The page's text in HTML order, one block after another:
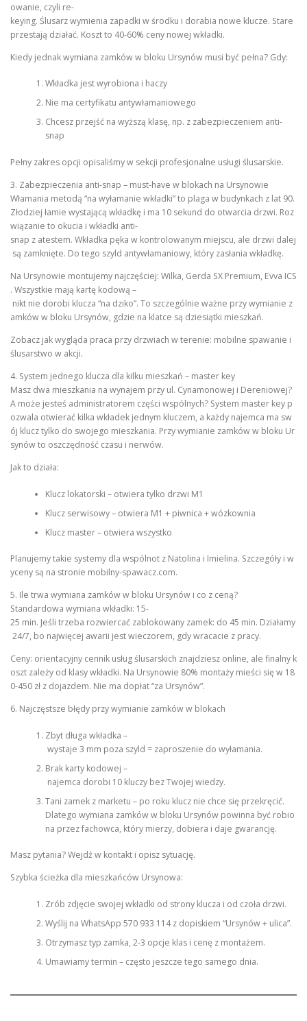
owanie, czyli re-
keying. Ślusarz wymienia zapadki w środku i dorabia nowe klucze. Stare
przestają działać. Koszt to 40-60% ceny nowej wkładki.
Kiedy jednak wymiana zamków w bloku Ursynów musi być pełna? Gdy:
Wkładka jest wyrobiona i haczy
Nie ma certyfikatu antywłamaniowego
Chcesz przejść na wyższą klasę, np. z zabezpieczeniem anti-
snap
Pełny zakres opcji opisaliśmy w sekcji profesjonalne usługi ślusarskie.
3. Zabezpieczenia anti-snap – must-have w blokach na Ursynowie
Włamania metodą “na wyłamanie wkładki” to plaga w budynkach z lat 90.
Złodziej łamie wystającą wkładkę i ma 10 sekund do otwarcia drzwi. Roz
wiązanie to okucia i wkładki anti-
snap z atestem. Wkładka pęka w kontrolowanym miejscu, ale drzwi dalej
są zamknięte. Do tego szyld antywłamaniowy, który zasłania wkładkę.
Na Ursynowie montujemy najczęściej: Wilka, Gerda SX Premium, Evva ICS
. Wszystkie mają kartę kodową –
nikt nie dorobi klucza “na dziko”. To szczególnie ważne przy wymianie z
amków w bloku Ursynów, gdzie na klatce są dziesiątki mieszkań.
Zobacz jak wygląda praca przy drzwiach w terenie: mobilne spawanie i
ślusarstwo w akcji.
4. System jednego klucza dla kilku mieszkań – master key
Masz dwa mieszkania na wynajem przy ul. Cynamonowej i Dereniowej?
A może jesteś administratorem części wspólnych? System master key p
ozwala otwierać kilka wkładek jednym kluczem, a każdy najemca ma sw
ój klucz tylko do swojego mieszkania. Przy wymianie zamków w bloku Ur
synów to oszczędność czasu i nerwów.
Jak to działa:
Klucz lokatorski – otwiera tylko drzwi M1
Klucz serwisowy – otwiera M1 + piwnica + wózkownia
Klucz master – otwiera wszystko
Planujemy takie systemy dla wspólnot z Natolina i Imielina. Szczegóły i w
yceny są na stronie mobilny-spawacz.com.
5. Ile trwa wymiana zamków w bloku Ursynów i co z ceną?
Standardowa wymiana wkładki: 15-
25 min. Jeśli trzeba rozwiercać zablokowany zamek: do 45 min. Działamy
24/7, bo najwięcej awarii jest wieczorem, gdy wracacie z pracy.
Ceny: orientacyjny cennik usług ślusarskich znajdziesz online, ale finalny k
oszt zależy od klasy wkładki. Na Ursynowie 80% montaży mieści się w 18
0-450 zł z dojazdem. Nie ma dopłat “za Ursynów”.
6. Najczęstsze błędy przy wymianie zamków w blokach
Zbyt długa wkładka –
wystaje 3 mm poza szyld = zaproszenie do wyłamania.
Brak karty kodowej –
najemca dorobi 10 kluczy bez Twojej wiedzy.
Tani zamek z marketu – po roku klucz nie chce się przekręcić.
Dlatego wymiana zamków w bloku Ursynów powinna być robio
na przez fachowca, który mierzy, dobiera i daje gwarancję.
Masz pytania? Wejdź w kontakt i opisz sytuację.
Szybka ścieżka dla mieszkańców Ursynowa:
Zrób zdjęcie swojej wkładki od strony klucza i od czoła drzwi.
Wyślij na WhatsApp 570 933 114 z dopiskiem “Ursynów + ulica”.
Otrzymasz typ zamka, 2-3 opcje klas i cenę z montażem.
Umawiamy termin – często jeszcze tego samego dnia.